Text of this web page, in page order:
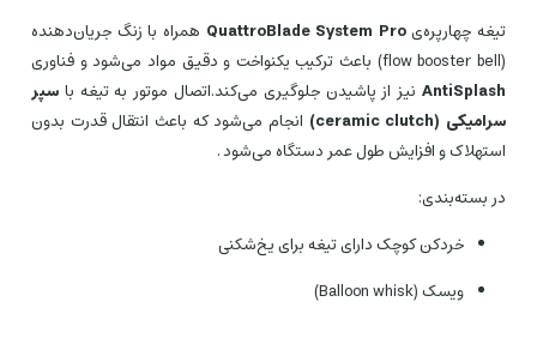
تیغه چهارپره‌یQuattroBlade System Pro همراه با زنگ جریان‌دهنده
(flow booster bell) باعث ترکیب یکنواخت و دقیق مواد می‌شود و فناوری
AntiSplashنیز از پاشیدن جلوگیری می‌کند.اتصال موتور به تیغه باسپر
سرامیکی (ceramic clutch)
انجام می‌شود که باعث انتقال قدرت بدون
استهلاک و افزایش طول عمر دستگاه می‌شود .
در بسته‌بندی:
خردکن کوچک دارای تیغه برای یخ‌شکنی
ویسک (Balloon whisk)